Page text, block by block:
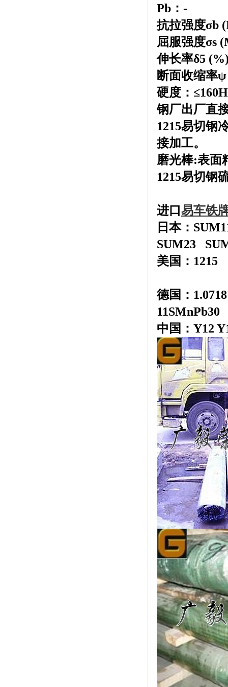
Pb：-
抗拉强度σb
屈服强度σs
伸长率δ5
断面收缩率
硬度：
钢厂出厂直
1215易切钢
接加工。
磨光棒:表面
1215易切钢
进口易车铁
日本：
SUM23
美国：
德国：
中国：Y12